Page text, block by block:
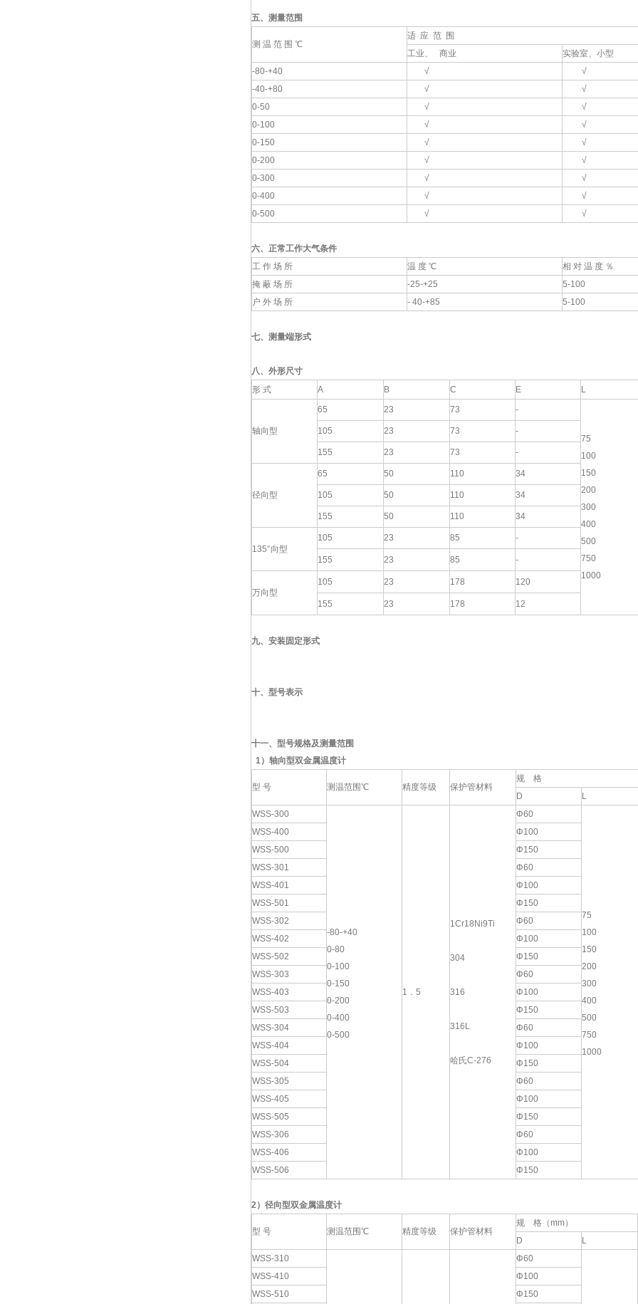
五、测量范围
测 温 范 围 ℃
适 应 范 围
工业、 商业
实验室、小型
-80-+40
√
√
-40-+80
√
√
0-50
√
√
0-100
√
√
0-150
√
√
0-200
√
√
0-300
√
√
0-400
√
√
0-500
√ √
六、 正常工作大气条件
工 作 场 所
温 度 ℃
相 对 温 度 ％
掩 蔽 场 所
-25-+25
5-100
户 外 场 所
- 40-+85 5-100
七、 测量端形式
八、外形尺寸
形 式
A B C E L
轴向型
65 23 73 -
75
100
150
200
300
400
500
750
1000
105 23 73 -
155 23 73 -
径向型
65 50 110 34
105 50 110 34
155 50 110 34
135°向型
105 23 85 -
155 23 85 -
万向型
105 23 178 120
155 23 178 12
九、 安装固定形式
十、型号表示
十一、型号规格及测量范围
1） 轴向型双金属温度计
型 号 测温范围℃ 精度等级 保护管材料
规 格
D
L
WSS-300
-80-+40
0-80
0-100
0-150
0-200
0-400
0-500
1．5
1Cr18Ni9Ti
304
316
316L
哈氏C-276
Φ60
75
100
150
200
300
400
500
750
1000
WSS-400
Φ100
WSS-500
Φ150
WSS-301
Φ60
WSS-401
Φ100
WSS-501
Φ150
WSS-302
Φ60
WSS-402
Φ100
WSS-502
Φ150
WSS-303
Φ60
WSS-403
Φ100
WSS-503
Φ150
WSS-304
Φ60
WSS-404
Φ100
WSS-504
Φ150
WSS-305
Φ60
WSS-405
Φ100
WSS-505
Φ150
WSS-306
Φ60
WSS-406
Φ100
WSS-506
Φ150
2） 径向型双金属温度计
型 号 测温范围℃ 精度等级 保护管材料
规 格（mm）
D
L
WSS-310
Φ60
WSS-410
Φ100
WSS-510
Φ150